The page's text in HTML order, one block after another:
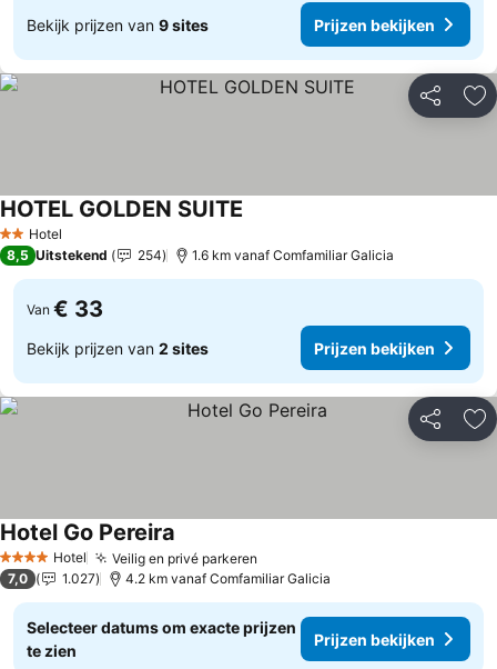
Bekijk prijzen van 9 sites Prijzen bekijken
Delen
2 Sterren
Hotel
HOTEL GOLDEN SUITE
8,5 Uitstekend 254 1.6 km vanaf Comfamiliar Galicia
Van € 33
Bekijk prijzen van 2 sites Prijzen bekijken
Delen
4 SterrenHotel Veilig en privé parkeren
Hotel Go Pereira
7,0 1.027 4.2 km vanaf Comfamiliar Galicia
Selecteer datums om exacte prijzen
te zien
Prijzen bekijken